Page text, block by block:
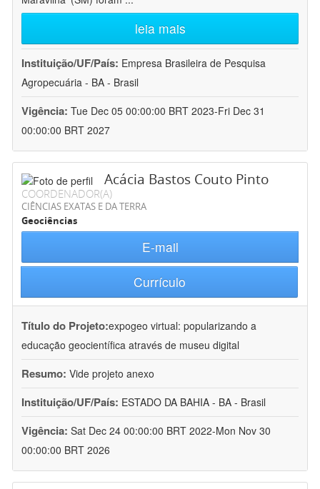
leia mais
Instituição/UF/País: Empresa Brasileira de Pesquisa
Agropecuária - BA - Brasil
Vigência: Tue Dec 05 00:00:00 BRT 2023-Fri Dec 31
00:00:00 BRT 2027
Acácia Bastos Couto Pinto
COORDENADOR(A)
CIÊNCIAS EXATAS E DA TERRA
Geociências
E-mail
Currículo
Título do Projeto:expogeo virtual: popularizando a
educação geocientífica através de museu digital
Resumo: Vide projeto anexo
Instituição/UF/País: ESTADO DA BAHIA - BA - Brasil
Vigência: Sat Dec 24 00:00:00 BRT 2022-Mon Nov 30
00:00:00 BRT 2026